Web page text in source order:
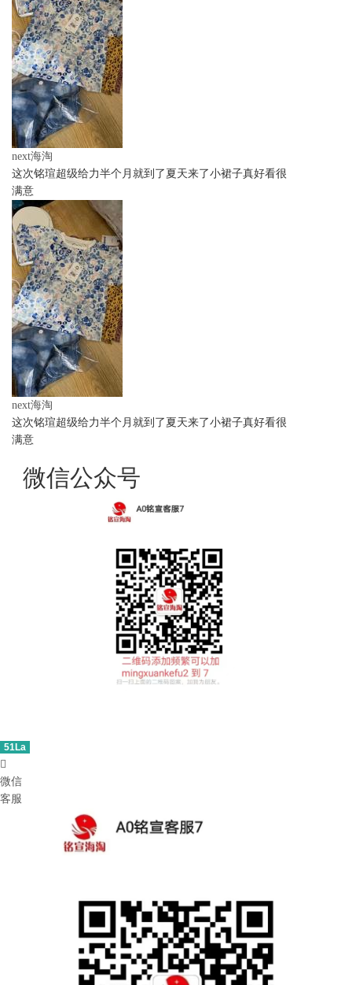
next海淘
这次铭瑄超级给力半个月就到了夏天来了小裙子真好看很
满意
next海淘
这次铭瑄超级给力半个月就到了夏天来了小裙子真好看很
满意
微信公众号
51La

微信
客服